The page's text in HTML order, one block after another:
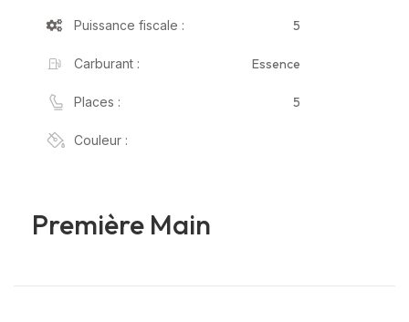
Puissance fiscale : 5
Carburant : Essence
Places : 5
Couleur :
Première Main